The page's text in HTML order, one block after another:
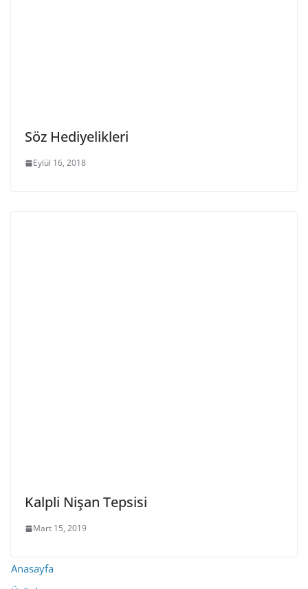
Söz Hediyelikleri
Eylül 16, 2018
Kalpli Nişan Tepsisi
Mart 15, 2019
Anasayfa